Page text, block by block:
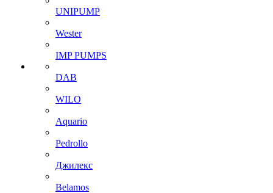
UNIPUMP
Wester
IMP PUMPS
DAB
WILO
Aquario
Pedrollo
Джилекс
Belamos